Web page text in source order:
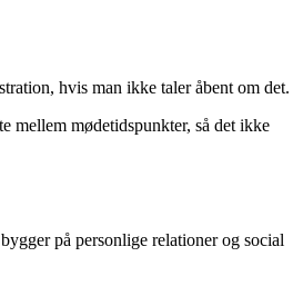
hvis man ikke taler åbent om det.
mellem mødetidspunkter, så det ikke
på personlige relationer og social